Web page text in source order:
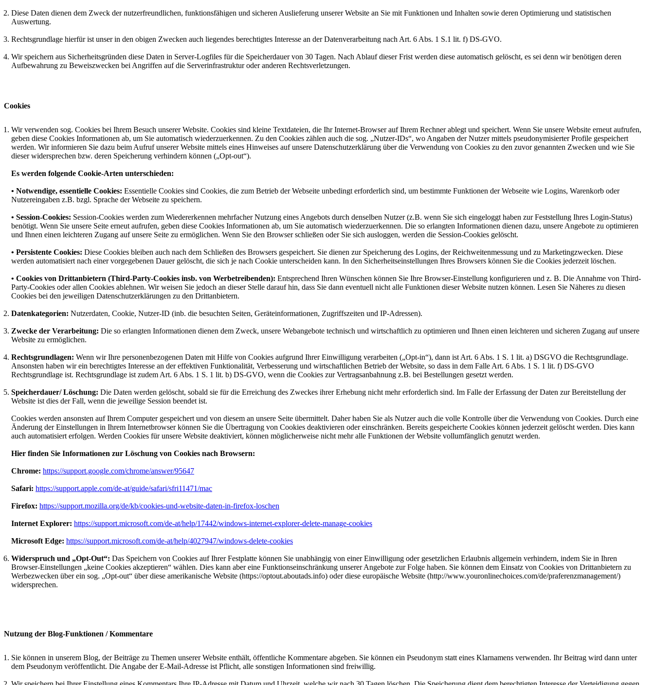
Diese Daten dienen dem Zweck der nutzerfreundlichen, funktionsfähigen und sicheren Auslieferung unserer Website an Sie mit Funktionen und Inhalten sowie deren Optimierung und statistischen
Auswertung.
Rechtsgrundlage hierfür ist unser in den obigen Zwecken auch liegendes berechtigtes Interesse an der Datenverarbeitung nach Art. 6 Abs. 1 S.1 lit. f) DS-GVO.
Wir speichern aus Sicherheitsgründen diese Daten in Server-Logfiles für die Speicherdauer von 30 Tagen. Nach Ablauf dieser Frist werden diese automatisch gelöscht, es sei denn wir benötigen deren
Aufbewahrung zu Beweiszwecken bei Angriffen auf die Serverinfrastruktur oder anderen Rechtsverletzungen.
Cookies
Wir verwenden sog. Cookies bei Ihrem Besuch unserer Website. Cookies sind kleine Textdateien, die Ihr Internet-Browser auf Ihrem Rechner ablegt und speichert. Wenn Sie unsere Website erneut aufrufen,
geben diese Cookies Informationen ab, um Sie automatisch wiederzuerkennen. Zu den Cookies zählen auch die sog. „Nutzer-IDs“, wo Angaben der Nutzer mittels pseudonymisierter Profile gespeichert
werden. Wir informieren Sie dazu beim Aufruf unserer Website mittels eines Hinweises auf unsere Datenschutzerklärung über die Verwendung von Cookies zu den zuvor genannten Zwecken und wie Sie
dieser widersprechen bzw. deren Speicherung verhindern können („Opt-out“).
Es werden folgende Cookie-Arten unterschieden:
• Notwendige, essentielle Cookies: Essentielle Cookies sind Cookies, die zum Betrieb der Webseite unbedingt erforderlich sind, um bestimmte Funktionen der Webseite wie Logins, Warenkorb oder
Nutzereingaben z.B. bzgl. Sprache der Webseite zu speichern.
• Session-Cookies: Session-Cookies werden zum Wiedererkennen mehrfacher Nutzung eines Angebots durch denselben Nutzer (z.B. wenn Sie sich eingeloggt haben zur Feststellung Ihres Login-Status)
benötigt. Wenn Sie unsere Seite erneut aufrufen, geben diese Cookies Informationen ab, um Sie automatisch wiederzuerkennen. Die so erlangten Informationen dienen dazu, unsere Angebote zu optimieren
und Ihnen einen leichteren Zugang auf unsere Seite zu ermöglichen. Wenn Sie den Browser schließen oder Sie sich ausloggen, werden die Session-Cookies gelöscht.
• Persistente Cookies: Diese Cookies bleiben auch nach dem Schließen des Browsers gespeichert. Sie dienen zur Speicherung des Logins, der Reichweitenmessung und zu Marketingzwecken. Diese
werden automatisiert nach einer vorgegebenen Dauer gelöscht, die sich je nach Cookie unterscheiden kann. In den Sicherheitseinstellungen Ihres Browsers können Sie die Cookies jederzeit löschen.
• Cookies von Drittanbietern (Third-Party-Cookies insb. von Werbetreibenden): Entsprechend Ihren Wünschen können Sie Ihre Browser-Einstellung konfigurieren und z. B. Die Annahme von Third-
Party-Cookies oder allen Cookies ablehnen. Wir weisen Sie jedoch an dieser Stelle darauf hin, dass Sie dann eventuell nicht alle Funktionen dieser Website nutzen können. Lesen Sie Näheres zu diesen
Cookies bei den jeweiligen Datenschutzerklärungen zu den Drittanbietern.
Datenkategorien: Nutzerdaten, Cookie, Nutzer-ID (inb. die besuchten Seiten, Geräteinformationen, Zugriffszeiten und IP-Adressen).
Zwecke der Verarbeitung: Die so erlangten Informationen dienen dem Zweck, unsere Webangebote technisch und wirtschaftlich zu optimieren und Ihnen einen leichteren und sicheren Zugang auf unsere
Website zu ermöglichen.
Rechtsgrundlagen: Wenn wir Ihre personenbezogenen Daten mit Hilfe von Cookies aufgrund Ihrer Einwilligung verarbeiten („Opt-in“), dann ist Art. 6 Abs. 1 S. 1 lit. a) DSGVO die Rechtsgrundlage.
Ansonsten haben wir ein berechtigtes Interesse an der effektiven Funktionalität, Verbesserung und wirtschaftlichen Betrieb der Website, so dass in dem Falle Art. 6 Abs. 1 S. 1 lit. f) DS-GVO
Rechtsgrundlage ist. Rechtsgrundlage ist zudem Art. 6 Abs. 1 S. 1 lit. b) DS-GVO, wenn die Cookies zur Vertragsanbahnung z.B. bei Bestellungen gesetzt werden.
Speicherdauer/ Löschung: Die Daten werden gelöscht, sobald sie für die Erreichung des Zweckes ihrer Erhebung nicht mehr erforderlich sind. Im Falle der Erfassung der Daten zur Bereitstellung der
Website ist dies der Fall, wenn die jeweilige Session beendet ist.
Cookies werden ansonsten auf Ihrem Computer gespeichert und von diesem an unsere Seite übermittelt. Daher haben Sie als Nutzer auch die volle Kontrolle über die Verwendung von Cookies. Durch eine
Änderung der Einstellungen in Ihrem Internetbrowser können Sie die Übertragung von Cookies deaktivieren oder einschränken. Bereits gespeicherte Cookies können jederzeit gelöscht werden. Dies kann
auch automatisiert erfolgen. Werden Cookies für unsere Website deaktiviert, können möglicherweise nicht mehr alle Funktionen der Website vollumfänglich genutzt werden.
Hier finden Sie Informationen zur Löschung von Cookies nach Browsern:
Chrome: https://support.google.com/chrome/answer/95647
Safari: https://support.apple.com/de-at/guide/safari/sfri11471/mac
Firefox: https://support.mozilla.org/de/kb/cookies-und-website-daten-in-firefox-loschen
Internet Explorer: https://support.microsoft.com/de-at/help/17442/windows-internet-explorer-delete-manage-cookies
Microsoft Edge: https://support.microsoft.com/de-at/help/4027947/windows-delete-cookies
Widerspruch und „Opt-Out“: Das Speichern von Cookies auf Ihrer Festplatte können Sie unabhängig von einer Einwilligung oder gesetzlichen Erlaubnis allgemein verhindern, indem Sie in Ihren
Browser-Einstellungen „keine Cookies akzeptieren“ wählen. Dies kann aber eine Funktionseinschränkung unserer Angebote zur Folge haben. Sie können dem Einsatz von Cookies von Drittanbietern zu
Werbezwecken über ein sog. „Opt-out“ über diese amerikanische Website (https://optout.aboutads.info) oder diese europäische Website (http://www.youronlinechoices.com/de/praferenzmanagement/)
widersprechen.
Nutzung der Blog-Funktionen / Kommentare
Sie können in unserem Blog, der Beiträge zu Themen unserer Website enthält, öffentliche Kommentare abgeben. Sie können ein Pseudonym statt eines Klarnamens verwenden. Ihr Beitrag wird dann unter
dem Pseudonym veröffentlicht. Die Angabe der E-Mail-Adresse ist Pflicht, alle sonstigen Informationen sind freiwillig.